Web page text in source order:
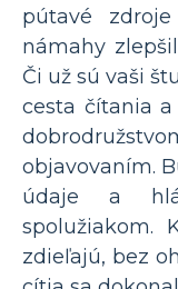
pútavé
námahy
Či už sú vaši
cesta čítania
objavovaním.
údaje a
spolužiakom.
zdieľajú, bez